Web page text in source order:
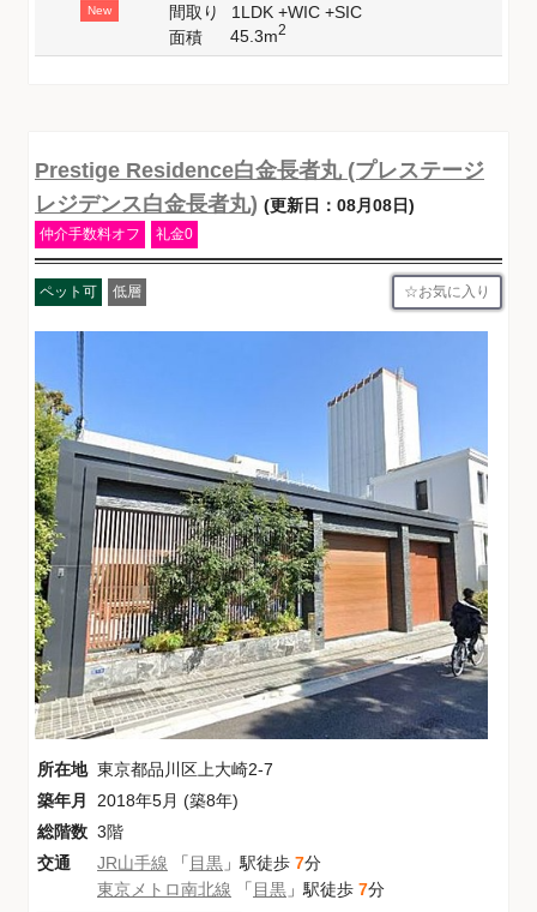
New
間取り
1LDK +WIC +SIC
面積
45.3m2
Prestige Residence白金長者丸 (プレステージ
レジデンス白金長者丸) (更新日：08月08日)
仲介手数料オフ 礼金0
ペット可 低層 お気に入り
所在地 東京都品川区上大崎2-7
築年月
2018年5月 (築8年)
総階数 3階
交通
JR山手線 「目黒 」駅徒歩 7分
東京メトロ南北線 「目黒 」駅徒歩 7分